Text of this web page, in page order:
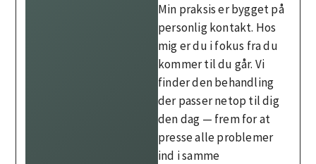
Min praksis er bygget på
personlig kontakt. Hos
mig er du i fokus fra du
kommer til du går. Vi
finder den behandling
der passer netop til dig
den dag — frem for at
presse alle problemer
ind i samme